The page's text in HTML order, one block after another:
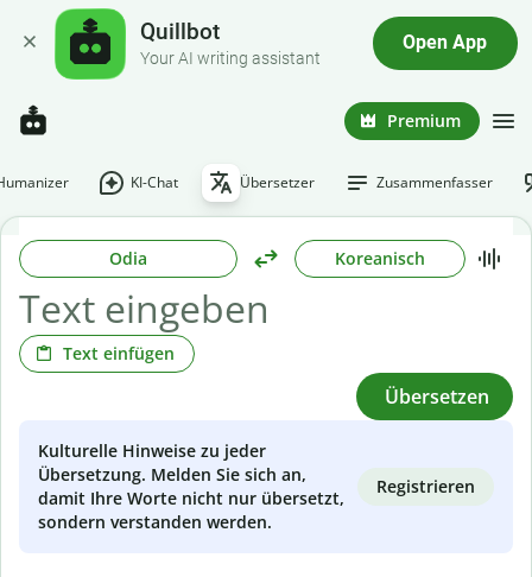
Quillbot
Your AI writing assistant
Open App
Premium
KI-Chat Übersetzer Zusammenfasser
Odia Koreanisch
Text einfügen
Übersetzen
Kulturelle Hinweise zu jeder
Übersetzung. Melden Sie sich an,
damit Ihre Worte nicht nur übersetzt,
sondern verstanden werden.
Registrieren